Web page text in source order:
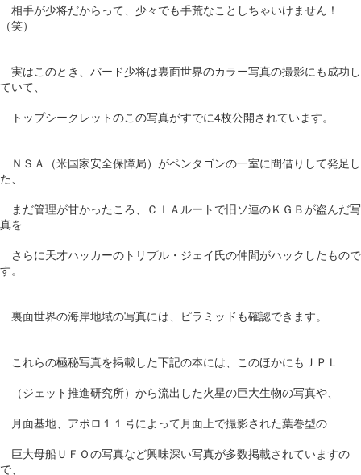
相手が少将だからって、少々でも手荒なことしちゃいけません！
（笑）
実はこのとき、バード少将は裏面世界のカラー写真の撮影にも成功し
ていて、
トップシークレットのこの写真がすでに4枚公開されています。
ＮＳＡ（米国家安全保障局）がペンタゴンの一室に間借りして発足し
た、
まだ管理が甘かったころ、ＣＩＡルートで旧ソ連のＫＧＢが盗んだ写
真を
さらに天才ハッカーのトリプル・ジェイ氏の仲間がハックしたもので
す。
裏面世界の海岸地域の写真には、ピラミッドも確認できます。
これらの極秘写真を掲載した下記の本には、このほかにもＪＰＬ
（ジェット推進研究所）から流出した火星の巨大生物の写真や、
月面基地、アポロ１１号によって月面上で撮影された葉巻型の
巨大母船ＵＦＯの写真など興味深い写真が多数掲載されていますの
で、